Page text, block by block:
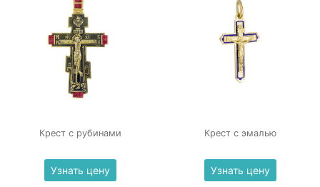
Крест с рубинами
Узнать цену
Крест с эмалью
Узнать цену